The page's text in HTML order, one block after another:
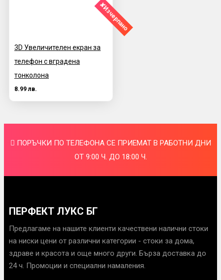
✘Изчерпано
3D Увеличителен екран за
телефон с вградена
тонколона
8.99 лв.
ПОРЪЧКИ ПО ТЕЛЕФОНА СЕ ПРИЕМАТ В РАБОТНИ ДНИ
ОТ 9:00 Ч. ДО 18:00 Ч.
ПЕРФЕКТ ЛУКС БГ
Предлагаме на нашите клиенти качествени налични стоки
на ниски цени от различни категории - стоки за дома,
здраве и красота и още много други. Бърза доставка до
24 ч. Промоции и специални намаления.